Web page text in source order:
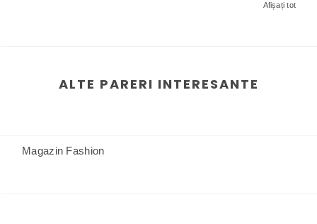
Afișați tot
ALTE PARERI INTERESANTE
Magazin Fashion